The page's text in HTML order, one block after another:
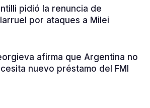
pidió la renuncia de
por ataques a Milei
afirma que Argentina no
nuevo préstamo del FMI